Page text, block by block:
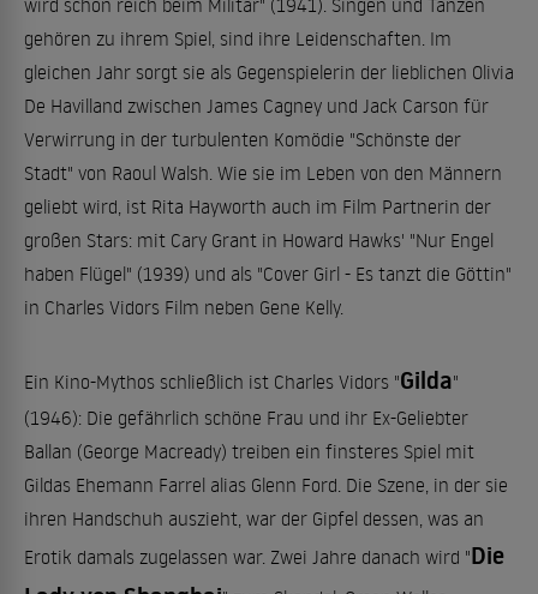
wird schon reich beim Militär" (1941). Singen und Tanzen
gehören zu ihrem Spiel, sind ihre Leidenschaften. Im
gleichen Jahr sorgt sie als Gegenspielerin der lieblichen Olivia
De Havilland zwischen James Cagney und Jack Carson für
Verwirrung in der turbulenten Komödie "Schönste der
Stadt" von Raoul Walsh. Wie sie im Leben von den Männern
geliebt wird, ist Rita Hayworth auch im Film Partnerin der
großen Stars: mit Cary Grant in Howard Hawks' "Nur Engel
haben Flügel" (1939) und als "Cover Girl - Es tanzt die Göttin"
in Charles Vidors Film neben Gene Kelly.
Ein Kino-Mythos schließlich ist Charles Vidors "Gilda"
(1946): Die gefährlich schöne Frau und ihr Ex-Geliebter
Ballan (George Macready) treiben ein finsteres Spiel mit
Gildas Ehemann Farrel alias Glenn Ford. Die Szene, in der sie
ihren Handschuh auszieht, war der Gipfel dessen, was an
Erotik damals zugelassen war. Zwei Jahre danach wird "Die